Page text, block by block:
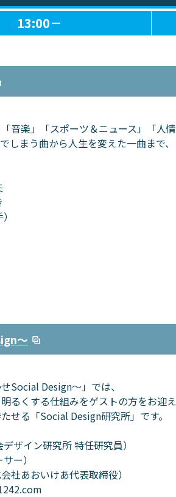
13:00－
音楽」「スポーツ＆ニュース」「人
しまう曲から人生を変えた一曲まで
～
Social Design～」では、
るくする仕組みをゲストの方をお迎
せる「Social Design研究所」です。
ザイン研究所 特任研究員）
ー）
社あおいけあ代表取締役）